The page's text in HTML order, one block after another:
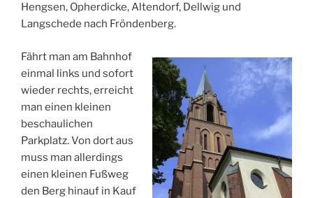
Hengsen, Opherdicke, Altendorf, Dellwig und
Langschede nach Fröndenberg.
Fährt man am Bahnhof
einmal links und sofort
wieder rechts, erreicht
man einen kleinen
beschaulichen
Parkplatz. Von dort aus
muss man allerdings
einen kleinen Fußweg
den Berg hinauf in Kauf